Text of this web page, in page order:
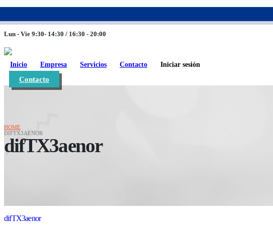
Lun - Vie 9:30- 14:30 / 16:30 - 20:00
Inicio Empresa Servicios Contacto Iniciar sesión
Contacto
HOME
DIFTX3AENOR
difTX3aenor
difTX3aenor